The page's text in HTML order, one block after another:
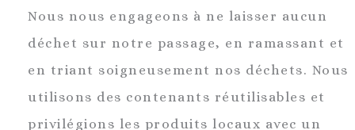
Nous nous engageons à ne laisser aucun
déchet sur notre passage, en ramassant et
en triant soigneusement nos déchets. Nous
utilisons des contenants réutilisables et
privilégions les produits locaux avec un